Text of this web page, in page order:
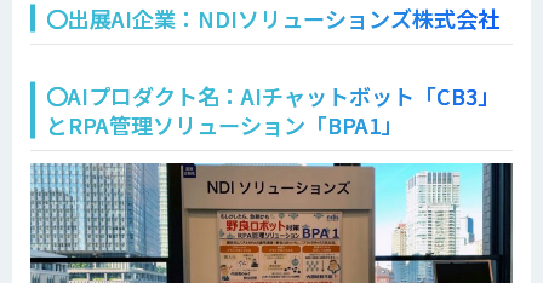
〇出展AI企業：NDIソリューションズ株式会社
〇AIプロダクト名：AIチャットボット「CB3」
とRPA管理ソリューション「BPA1」